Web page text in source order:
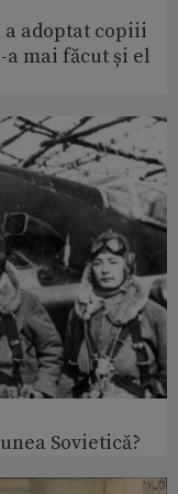
a adoptat copiii
mai făcut și el
Sovietică?